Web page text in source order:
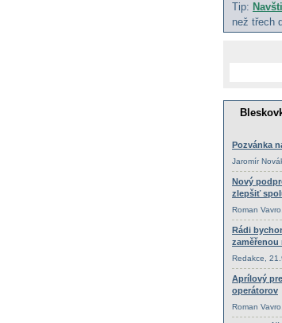
Tip:
než třech